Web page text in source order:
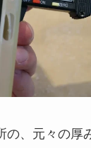
の、元々の厚